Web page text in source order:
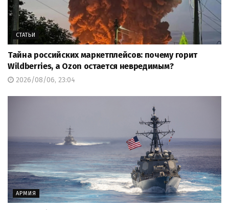
СТАТЬИ
Тайна российских маркетплейсов: почему горит
Wildberries, а Ozon остается невредимым?
2026/08/06, 23:04
АРМИЯ